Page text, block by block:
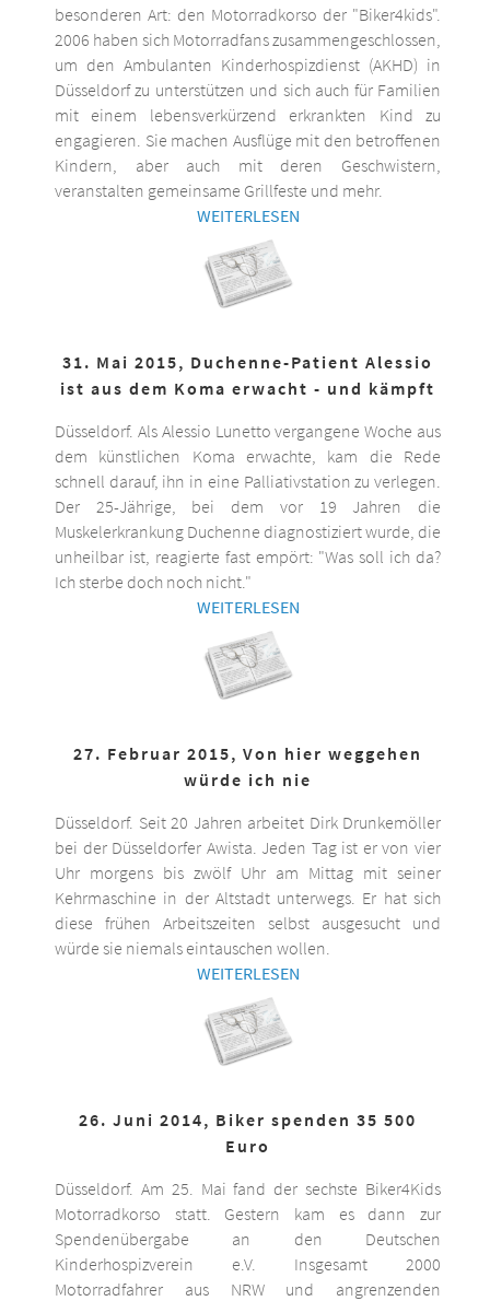
besonderen Art: den Motorradkorso der "Biker4kids".
2006 haben sich Motorradfans zusammengeschlossen,
um den Ambulanten Kinderhospizdienst (AKHD) in
Düsseldorf zu unterstützen und sich auch für Familien
mit einem lebensverkürzend erkrankten Kind zu
engagieren. Sie machen Ausflüge mit den betroffenen
Kindern, aber auch mit deren Geschwistern,
veranstalten gemeinsame Grillfeste und mehr.
WEITERLESEN
31. Mai 2015, Duchenne-Patient Alessio
ist aus dem Koma erwacht - und kämpft
Düsseldorf. Als Alessio Lunetto vergangene Woche aus
dem künstlichen Koma erwachte, kam die Rede
schnell darauf, ihn in eine Palliativstation zu verlegen.
Der 25-Jährige, bei dem vor 19 Jahren die
Muskelerkrankung Duchenne diagnostiziert wurde, die
unheilbar ist, reagierte fast empört: "Was soll ich da?
Ich sterbe doch noch nicht."
WEITERLESEN
27. Februar 2015, Von hier weggehen
würde ich nie
Düsseldorf. Seit 20 Jahren arbeitet Dirk Drunkemöller
bei der Düsseldorfer Awista. Jeden Tag ist er von vier
Uhr morgens bis zwölf Uhr am Mittag mit seiner
Kehrmaschine in der Altstadt unterwegs. Er hat sich
diese frühen Arbeitszeiten selbst ausgesucht und
würde sie niemals eintauschen wollen.
WEITERLESEN
26. Juni 2014, Biker spenden 35 500
Euro
Düsseldorf. Am 25. Mai fand der sechste Biker4Kids
Motorradkorso statt. Gestern kam es dann zur
Spendenübergabe an den Deutschen
Kinderhospizverein e.V. Insgesamt 2000
Motorradfahrer aus NRW und angrenzenden